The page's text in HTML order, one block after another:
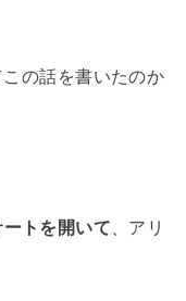
の話を書いたのか
トを開いて、アリ